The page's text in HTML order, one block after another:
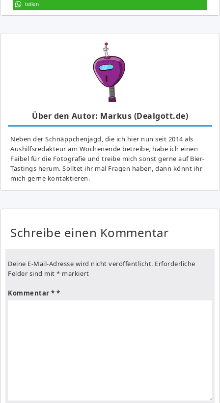
teilen
Über den Autor: Markus (Dealgott.de)
Neben der Schnäppchenjagd, die ich hier nun seit 2014 als
Aushilfsredakteur am Wochenende betreibe, habe ich einen
Faibel für die Fotografie und treibe mich sonst gerne auf Bier-
Tastings herum. Solltet ihr mal Fragen haben, dann könnt ihr
mich gerne kontaktieren.
Schreibe einen Kommentar
Deine E-Mail-Adresse wird nicht veröffentlicht. Erforderliche
Felder sind mit * markiert
Kommentar *